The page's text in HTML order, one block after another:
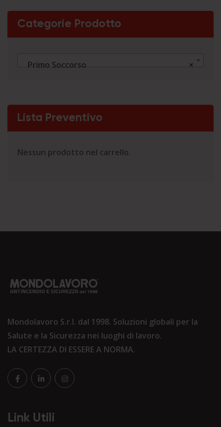
Categorie Prodotto
×
Primo Soccorso
Lista Preventivo
Nessun prodotto nel carrello.
Mondolavoro S.r.l. dal 1998. Soluzioni globali per la
Salute e la Sicurezza nei luoghi di lavoro.
LA CERTEZZA DI ESSERE A NORMA.
Link Utili